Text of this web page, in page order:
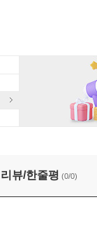
리뷰/한줄평 (0/0)